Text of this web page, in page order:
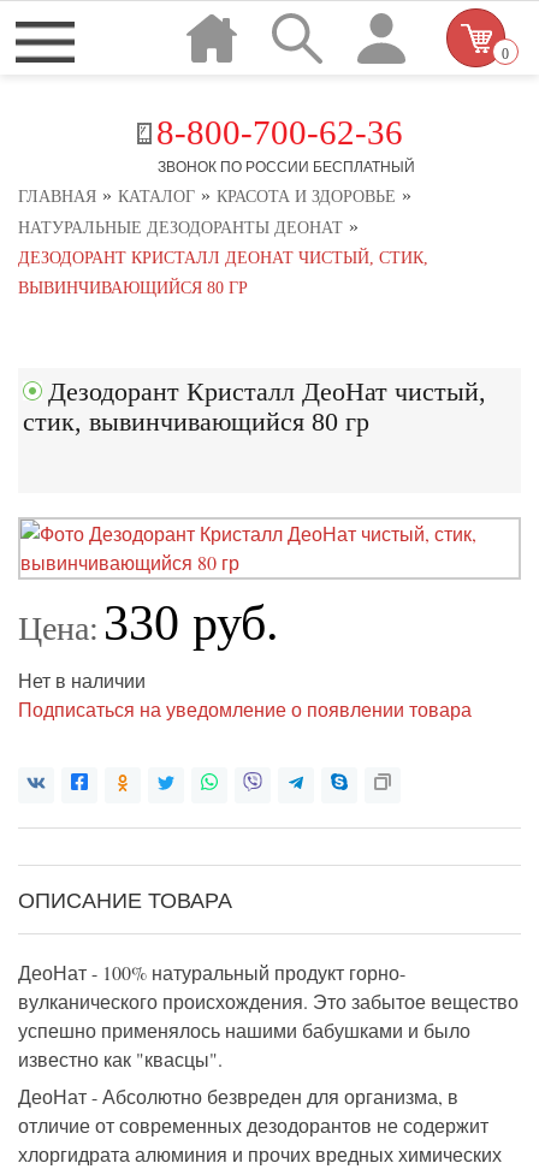
8-800-700-62-36
ЗВОНОК ПО РОССИИ БЕСПЛАТНЫЙ
0
ГЛАВНАЯ » КАТАЛОГ » КРАСОТА И ЗДОРОВЬЕ »
НАТУРАЛЬНЫЕ ДЕЗОДОРАНТЫ ДЕОНАТ »
ДЕЗОДОРАНТ КРИСТАЛЛ ДЕОНАТ ЧИСТЫЙ, СТИК,
ВЫВИНЧИВАЮЩИЙСЯ 80 ГР
Дезодорант Кристалл ДеоНат чистый,
стик, вывинчивающийся 80 гр
Цена: 330 руб.
Нет в наличии
Подписаться на уведомление о появлении товара
ОПИСАНИЕ ТОВАРА
ДеоНат - 100% натуральный продукт горно-
вулканического происхождения. Это забытое вещество
успешно применялось нашими бабушками и было
известно как "квасцы".
ДеоНат - Абсолютно безвреден для организма, в
отличие от современных дезодорантов не содержит
хлоргидрата алюминия и прочих вредных химических